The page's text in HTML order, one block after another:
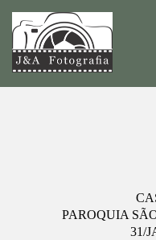
PAROQUIA
31/